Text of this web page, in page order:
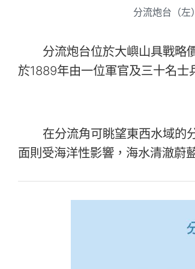
分流炮台（左
分流炮台位於大嶼山具戰略
於1889年由一位軍官及三十名士
在分流角可眺望東西水域的
面則受海洋性影響，海水清澈蔚